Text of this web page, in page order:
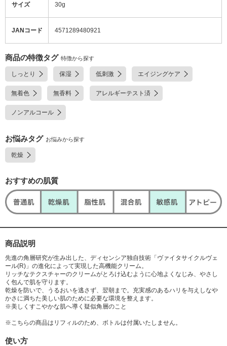
サイズ 30g
JANコード 4571289480921
商品の特徴タグ 特徴から探す
しっとり 保湿 低刺激 エイジングケア
無着色 無香料 アレルギーテスト済
ノンアルコール
お悩みタグ お悩みから探す
乾燥
おすすめの肌質
商品説明
先進の角層研究が生み出した、ディセンシア独自技術「ヴァイタサイクルヴェ
ール(R)」の進化によって実現した高機能クリーム。
リッチなテクスチャーのクリームがとろけ込むように心地よくなじみ、やさし
く包んで肌を守ります。
乾燥を防いで、うるおいを逃さず、翌朝まで。充実感のあるハリを与えしなや
かさに満ちた美しい肌のために必要な環境を整えます。
※美しくすこやかな肌へ導く疑似角層のこと
※こちらの商品はリフィルのため、ボトルは付属いたしません。
使い方